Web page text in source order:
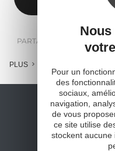
PARTAGER : E-MAIL
PLUS
Pour un
des
sociaux,
navigation,
de vous
ce site utilise
stockent aucune